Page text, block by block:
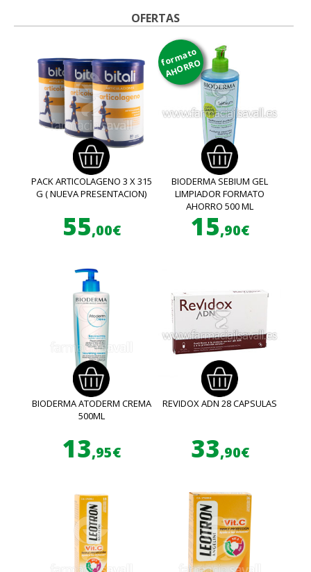
OFERTAS
PACK ARTICOLAGENO 3 X 315
G ( NUEVA PRESENTACION)
55,00€
formato
AHORRO
BIODERMA SEBIUM GEL
LIMPIADOR FORMATO
AHORRO 500 ML
15,90€
BIODERMA ATODERM CREMA
500ML
13,95€
REVIDOX ADN 28 CAPSULAS
33,90€